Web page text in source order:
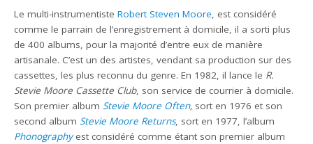
Le multi-instrumentisteRobert Steven Moore, est considéré
comme le parrain de l’enregistrement à domicile, il a sorti plus
de 400 albums, pour la majorité d’entre eux de manière
artisanale. C’est un des artistes, vendant sa production sur des
cassettes, les plus reconnu du genre. En 1982, il lance le R.
Stevie Moore Cassette Club, son service de courrier à domicile.
Son premier albumStevie Moore Often, sort en 1976 et son
second albumStevie Moore Returns, sort en 1977, l’album
Phonographyest considéré comme étant son premier album